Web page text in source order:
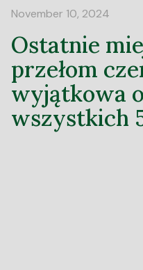
November 10, 2024
Ostatnie
przełom
wyjątkowa
wszystkich